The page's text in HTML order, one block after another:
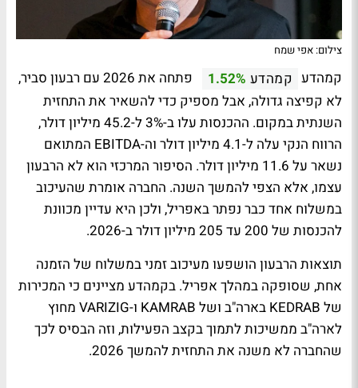
צילום: אפי שמח
קמהדע קמהדע 1.52%
פתחה את 2026 עם רבעון סביר,
לא קפיצה גדולה, אבל מספיק כדי להשאיר את התחזית
השנתית במקום. ההכנסות עלו ב-3% ל-45.2 מיליון דולר,
הרווח הנקי עלה ל-4.1 מיליון דולר וה-EBITDA המתואם
נשאר על 11.6 מיליון דולר. הסיפור המרכזי הוא לא הרבעון
עצמו, אלא הצפי להמשך השנה. החברה אומרת שהעיכוב
במשלוח אחד כבר נפתר באפריל, ולכן היא עדיין מכוונת
להכנסות של 200 עד 205 מיליון דולר ב-2026.
תוצאות הרבעון הושפעו מעיכוב זמני במשלוח של הזמנה
אחת, שסופקה במהלך אפריל. בקמהדע מציינים כי המכירות
של KEDRAB בארה"ב ושל KAMRAB ו-VARIZIG מחוץ
לארה"ב ממשיכות לתמוך בקצב הפעילות, וזה הבסיס לכך
שהחברה לא משנה את התחזית להמשך 2026.